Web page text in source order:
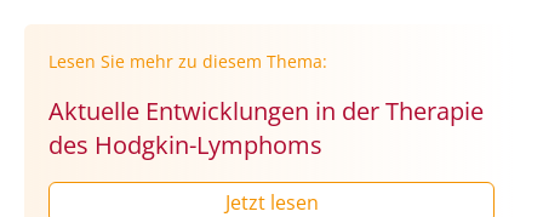
Lesen Sie mehr zu diesem Thema:
Aktuelle Entwicklungen in der Therapie
des Hodgkin-Lymphoms
Jetzt lesen